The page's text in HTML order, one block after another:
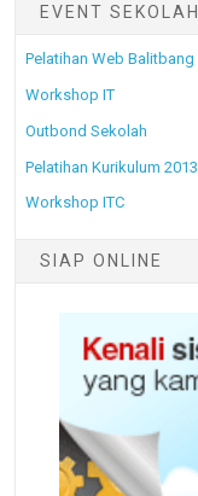
EVENT SEKOLAH
Pelatihan Web Balitbang
Workshop IT
Outbond Sekolah
Pelatihan Kurikulum 2013
Workshop ITC
SIAP ONLINE